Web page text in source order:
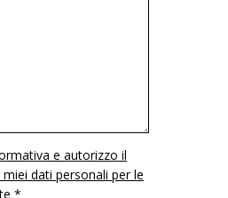
e autorizzo il
dati personali per le
*